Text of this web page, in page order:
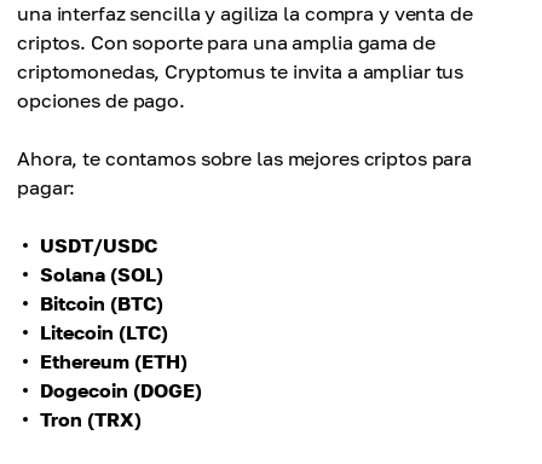
una interfaz sencilla y agiliza la compra y venta de
criptos. Con soporte para una amplia gama de
criptomonedas, Cryptomus te invita a ampliar tus
opciones de pago.
Ahora, te contamos sobre las mejores criptos para
pagar:
USDT/USDC
Solana (SOL)
Bitcoin (BTC)
Litecoin (LTC)
Ethereum (ETH)
Dogecoin (DOGE)
Tron (TRX)